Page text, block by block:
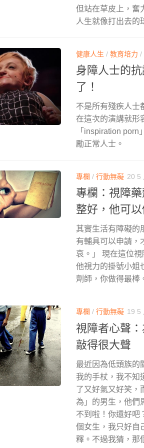
但站在草皮上，奮
人生就像打出去的
健康人生 / 教育培力 /
身障人士的
了！
不是所有殘疾人士
在這次的演講就形
「inspiration
勵正常人士。
專欄 / 行動無礙 20 5
專欄：視障
整好，他可
其實生活有障礙的
有輔具可以申請，
哀。」 現在這位
他視力的掛號小姐
劑師，你做得最棒
專欄 / 行動無礙 19 5
視障者心聲
敲得很大聲
最近因為低頭族的
我的手杖，我不知
了又好氣又好笑，
為」的男生，他們
不到啦！你還好吧
個女生，我只好自
釋。不過我猜，那